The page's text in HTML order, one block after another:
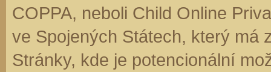
COPPA, neboli Child Online
ve Spojených Státech, který má
Stránky, kde je potencionální